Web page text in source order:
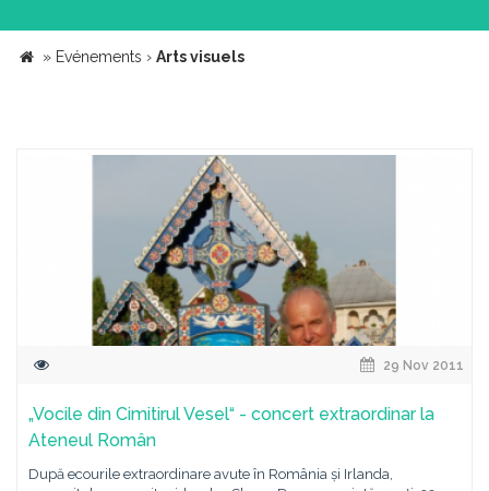
» Evénements › Arts visuels
29 Nov 2011
„Vocile din Cimitirul Vesel“ - concert extraordinar la
Ateneul Român
După ecourile extraordinare avute în România și Irlanda,